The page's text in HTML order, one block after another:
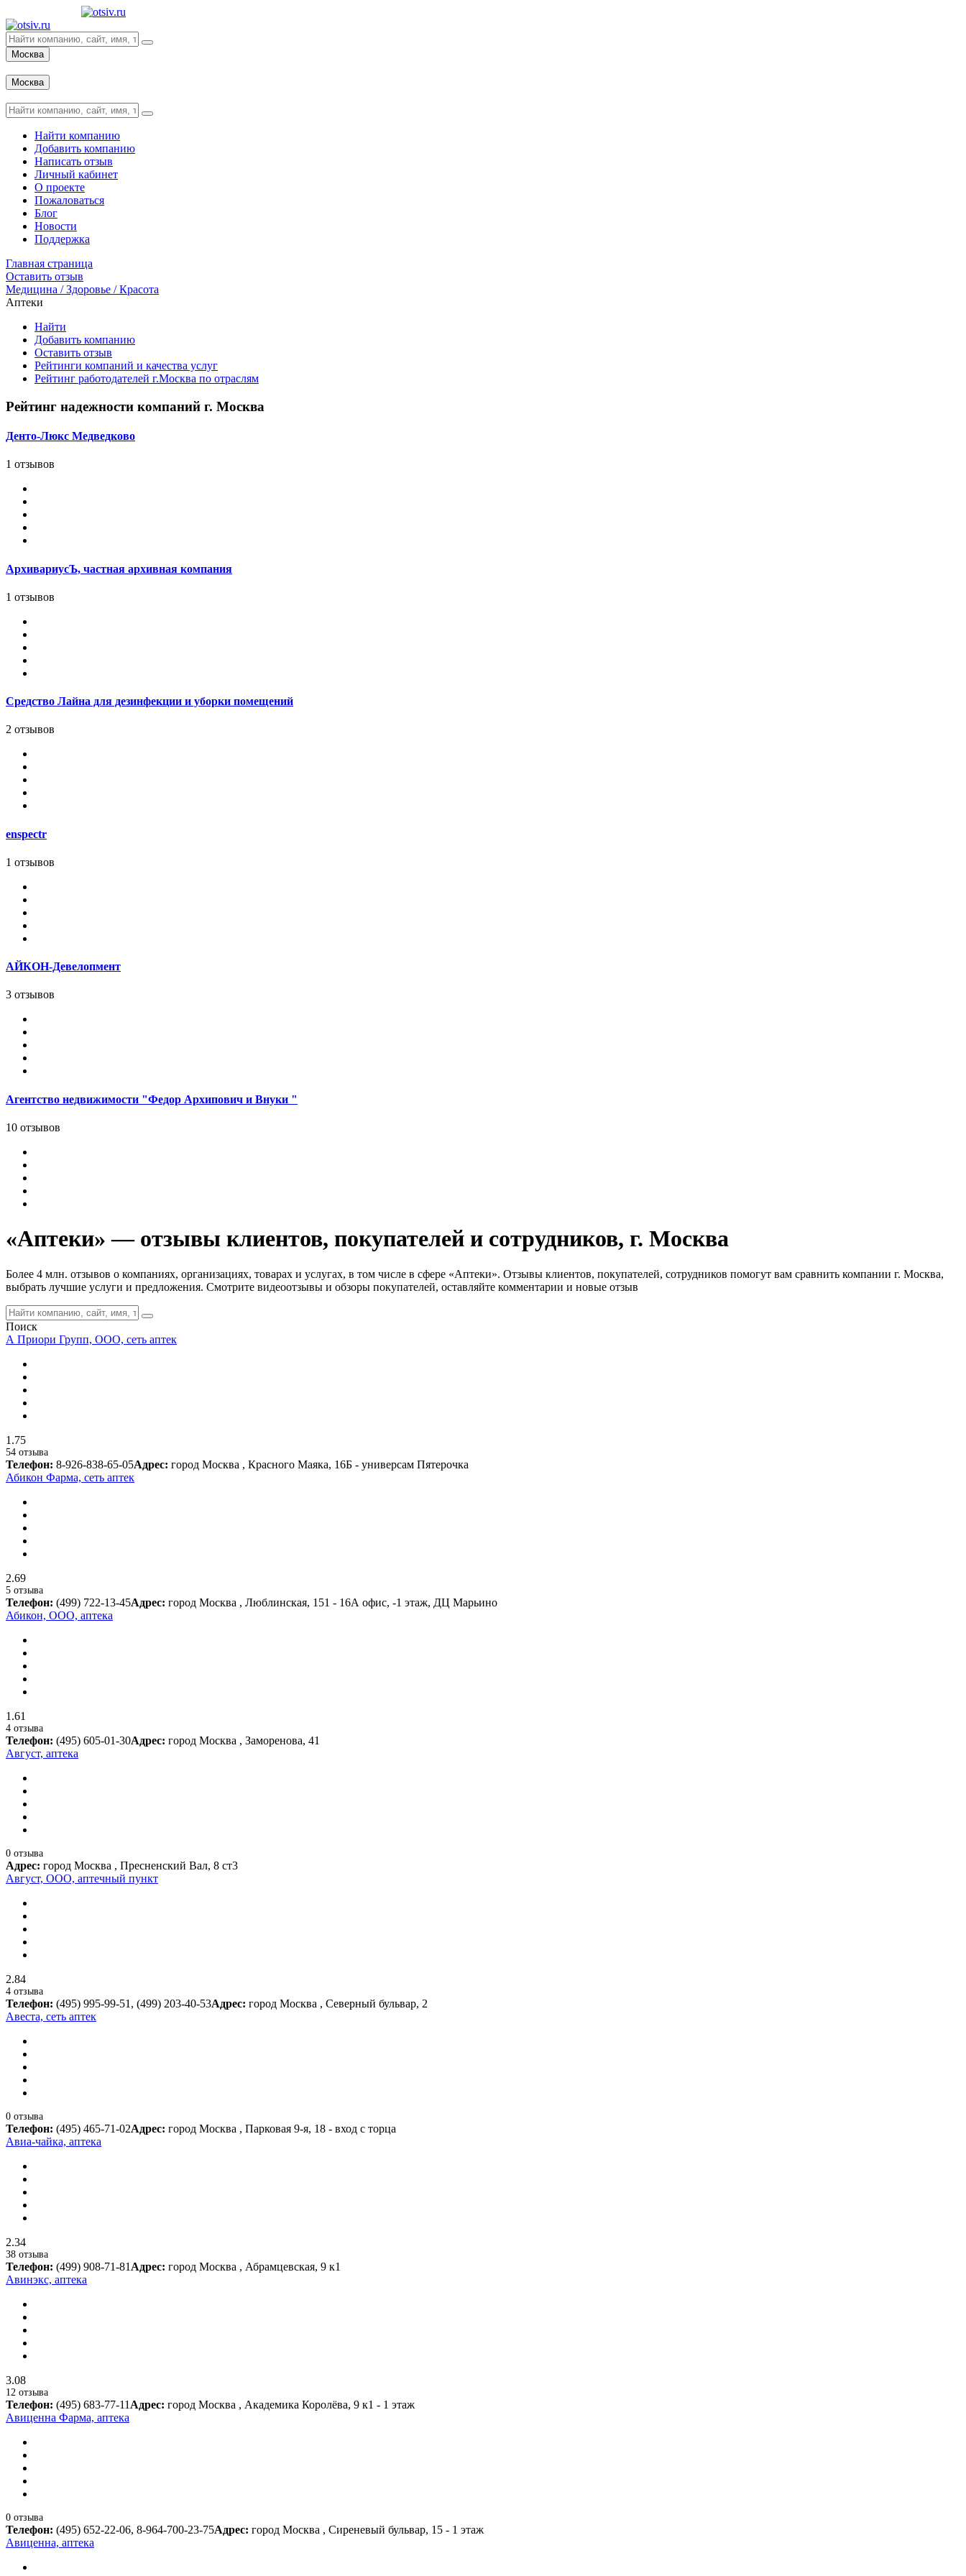
Москва
Москва
Найти компанию
Добавить компанию
Написать отзыв
Личный кабинет
О проекте
Пожаловаться
Блог
Новости
Поддержка
Главная страница
Оставить отзыв
Медицина / Здоровье / Красота
Аптеки
Найти
Добавить компанию
Оставить отзыв
Рейтинги компаний и качества услуг
Рейтинг работодателей г.Москва по отраслям
Рейтинг надежности компаний г. Москва
Денто-Люкс Медведково
1 отзывов
АрхивариусЪ, частная архивная компания
1 отзывов
Средство Лайна для дезинфекции и уборки помещений
2 отзывов
enspectr
1 отзывов
АЙКОН-Девелопмент
3 отзывов
Агентство недвижимости "Федор Архипович и Внуки "
10 отзывов
«Аптеки» — отзывы клиентов, покупателей и сотрудников, г. Москва
Более 4 млн. отзывов о компаниях, организациях, товарах и услугах, в том числе в сфере «Аптеки». Отзывы клиентов, покупателей, сотрудников помогут вам сравнить компании г. Москва,
выбрать лучшие услуги и предложения. Смотрите видеоотзывы и обзоры покупателей, оставляйте комментарии и новые отзыв
Поиск
А Приори Групп, ООО, сеть аптек
1.75
54 отзыва
Телефон: 8-926-838-65-05Адрес: город Москва , Красного Маяка, 16Б - универсам Пятерочка
Абикон Фарма, сеть аптек
2.69
5 отзыва
Телефон: (499) 722-13-45Адрес: город Москва , Люблинская, 151 - 16А офис, -1 этаж, ДЦ Марьино
Абикон, ООО, аптека
1.61
4 отзыва
Телефон: (495) 605-01-30Адрес: город Москва , Заморенова, 41
Август, аптека
0 отзыва
Адрес: город Москва , Пресненский Вал, 8 ст3
Август, ООО, аптечный пункт
2.84
4 отзыва
Телефон: (495) 995-99-51, (499) 203-40-53Адрес: город Москва , Северный бульвар, 2
Авеста, сеть аптек
0 отзыва
Телефон: (495) 465-71-02Адрес: город Москва , Парковая 9-я, 18 - вход с торца
Авиа-чайка, аптека
2.34
38 отзыва
Телефон: (499) 908-71-81 Адрес: город Москва , Абрамцевская, 9 к1
Авинэкс, аптека
3.08
12 отзыва
Телефон: (495) 683-77-11 Адрес: город Москва , Академика Королёва, 9 к1 - 1 этаж
Авиценна Фарма, аптека
0 отзыва
Телефон: (495) 652-22-06, 8-964-700-23-75Адрес: город Москва , Сиреневый бульвар, 15 - 1 этаж
Авиценна, аптека